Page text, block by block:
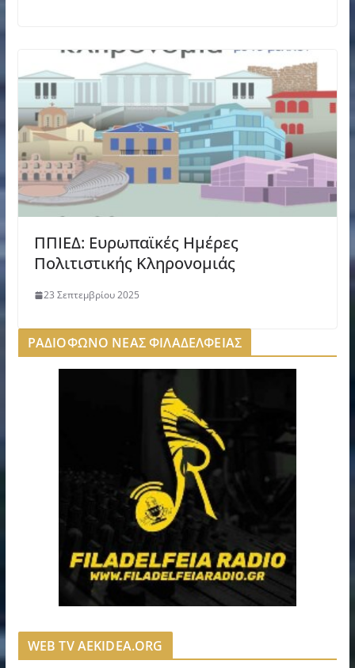
ΠΠΙΕΔ: Ευρωπαϊκές Ημέρες
Πολιτιστικής Κληρονομιάς
23 Σεπτεμβρίου 2025
ΡΑΔΙΟΦΩΝΟ ΝΕΑΣ ΦΙΛΑΔΕΛΦΕΙΑΣ
WEB TV AEKIDEA.ORG